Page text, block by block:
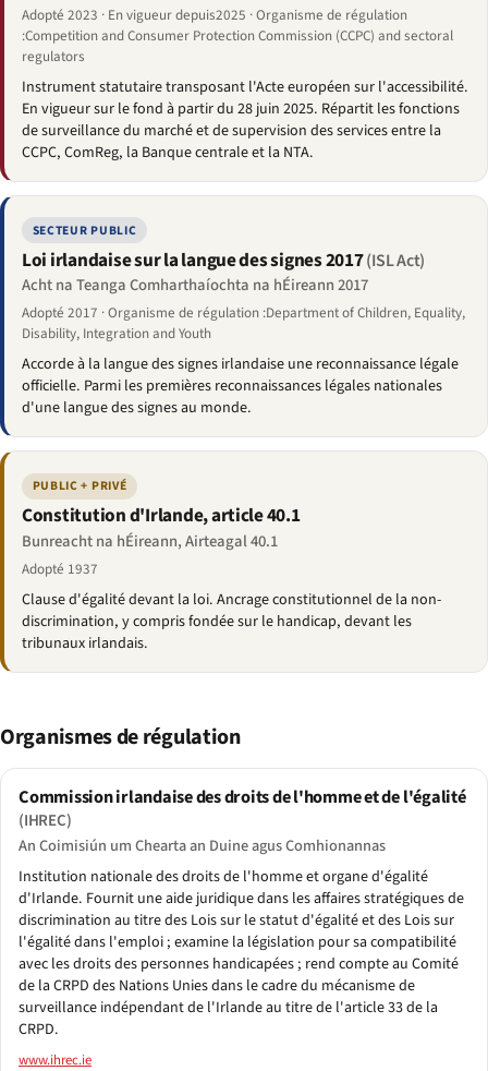
Adopté 2023 · En vigueur depuis2025 · Organisme de régulation
:Competition and Consumer Protection Commission (CCPC) and sectoral
regulators
Instrument statutaire transposant l'Acte européen sur l'accessibilité.
En vigueur sur le fond à partir du 28 juin 2025. Répartit les fonctions
de surveillance du marché et de supervision des services entre la
CCPC, ComReg, la Banque centrale et la NTA.
SECTEUR PUBLIC
Loi irlandaise sur la langue des signes 2017(ISL Act)
Acht na Teanga Comharthaíochta na hÉireann 2017
Adopté 2017 · Organisme de régulation :Department of Children, Equality,
Disability, Integration and Youth
Accorde à la langue des signes irlandaise une reconnaissance légale
officielle. Parmi les premières reconnaissances légales nationales
d'une langue des signes au monde.
PUBLIC + PRIVÉ
Constitution d'Irlande, article 40.1
Bunreacht na hÉireann, Airteagal 40.1
Adopté 1937
Clause d'égalité devant la loi. Ancrage constitutionnel de la non-
discrimination, y compris fondée sur le handicap, devant les
tribunaux irlandais.
Organismes de régulation
Commission irlandaise des droits de l'homme et de l'égalité
(IHREC)
An Coimisiún um Chearta an Duine agus Comhionannas
Institution nationale des droits de l'homme et organe d'égalité
d'Irlande. Fournit une aide juridique dans les affaires stratégiques de
discrimination au titre des Lois sur le statut d'égalité et des Lois sur
l'égalité dans l'emploi ; examine la législation pour sa compatibilité
avec les droits des personnes handicapées ; rend compte au Comité
de la CRPD des Nations Unies dans le cadre du mécanisme de
surveillance indépendant de l'Irlande au titre de l'article 33 de la
CRPD.
www.ihrec.ie